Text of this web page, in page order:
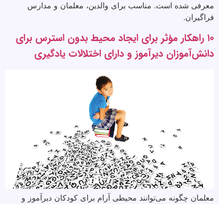
معرفی شده است. مناسب برای والدین، معلمان و مدارس
فراگیران.
۱۰ راهکار مؤثر برای ایجاد محیط بدون استرس برای
دانش‌آموزان دیرآموز و دارای اختلالات یادگیری
معلمان چگونه می‌توانند محیطی آرام برای کودکان دیرآموز و